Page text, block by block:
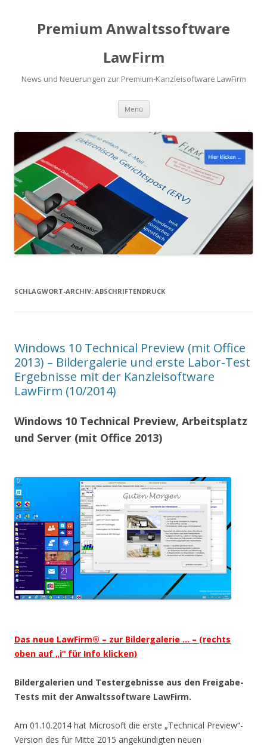
Premium Anwaltssoftware
LawFirm
News und Neuerungen zur Premium-Kanzleisoftware LawFirm
Menü
SCHLAGWORT-ARCHIV: ABSCHRIFTENDRUCK
Windows 10 Technical Preview (mit Office
2013) – Bildergalerie und erste Labor-Test
Ergebnisse mit der Kanzleisoftware
LawFirm (10/2014)
Windows 10 Technical Preview, Arbeitsplatz
und Server (mit Office 2013)
Das neue LawFirm® – zur Bildergalerie … – (rechts
oben auf „i“ für Info klicken)
Bildergalerien und Testergebnisse aus den Freigabe-
Tests mit der Anwaltssoftware LawFirm.
Am 01.10.2014 hat Microsoft die erste „Technical Preview“-
Version des für Mitte 2015 angekündigten neuen